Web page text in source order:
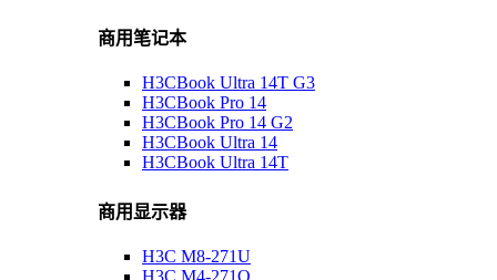
商用笔记本
H3CBook Ultra 14T G3
H3CBook Pro 14
H3CBook Pro 14 G2
H3CBook Ultra 14
H3CBook Ultra 14T
商用显示器
H3C M8-271U
H3C M4-271Q